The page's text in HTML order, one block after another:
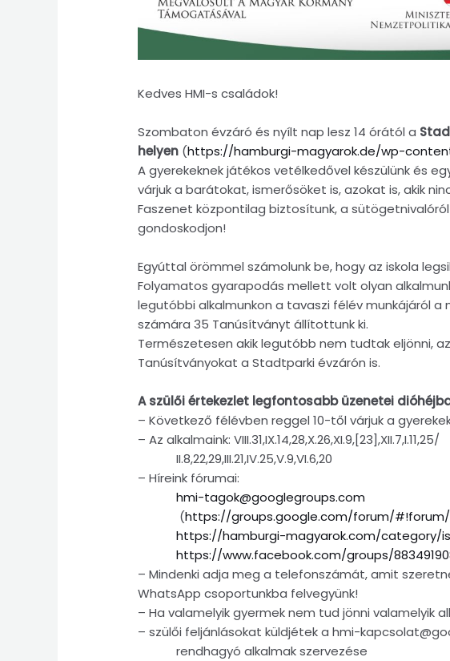
Kedves HMI-s családok!
Szombaton évzáró és nyílt nap lesz 14 órától a
helyen (https://hamburgi-magyarok.de/wp-
A gyerekeknek játékos vetélkedővel készülünk és
várjuk a barátokat, ismerősöket is, azokat is, akik
Faszenet központilag biztosítunk, a
gondoskodjon!
Egyúttal örömmel számolunk be, hogy az iskola
Folyamatos gyarapodás mellett volt olyan
legutóbbi alkalmunkon a tavaszi félév munkájáról
számára 35 Tanúsítványt állítottunk ki.
Természetesen akik legutóbb nem tudtak eljönni,
Tanúsítványokat a Stadtparki évzárón is.
A szülői értekezlet legfontosabb üzenetei
– Következő félévben reggel 10-től várjuk a
– Az alkalmaink: VIII.31,IX.14,28,X.26,XI.9,[23],XII.7,I.11,25/
II.8,22,29,III.21,IV.25,V.9,VI.6,20
– Híreink fórumai:
hmi-tagok@googlegroups.com
(https://groups.google.com/forum/
https://hamburgi-magyarok.com/category/
https://www.facebook.com/groups/
– Mindenki adja meg a telefonszámát, amit
WhatsApp csoportunkba felvegyünk!
– Ha valamelyik gyermek nem tud jönni valamelyik
– szülői feljánlásokat küldjétek a hmi-
rendhagyó alkalmak szervezése